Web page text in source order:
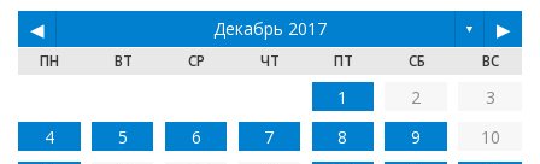
◀ Декабрь 2017 ▼ ▶
ПН ВТ СР ЧТ ПТ СБ ВС
1 2
3
4
5 6 7 8 9
10